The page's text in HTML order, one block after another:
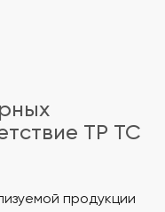
ТР ТС
продукции